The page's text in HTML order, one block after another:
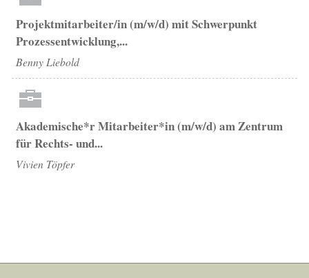
Projektmitarbeiter/in (m/w/d) mit Schwerpunkt
Prozessentwicklung,...
Benny Liebold
Akademische*r Mitarbeiter*in (m/w/d) am Zentrum
für Rechts- und...
Vivien Töpfer